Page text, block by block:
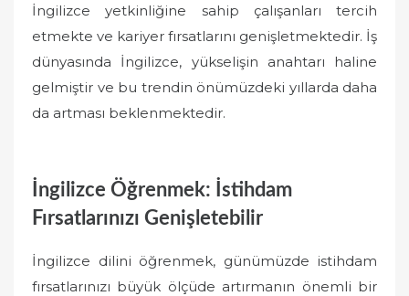
İngilizce yetkinliğine sahip çalışanları tercih
etmekte ve kariyer fırsatlarını genişletmektedir. İş
dünyasında İngilizce, yükselişin anahtarı haline
gelmiştir ve bu trendin önümüzdeki yıllarda daha
da artması beklenmektedir.
İngilizce Öğrenmek: İstihdam
Fırsatlarınızı Genişletebilir
İngilizce dilini öğrenmek, günümüzde istihdam
fırsatlarınızı büyük ölçüde artırmanın önemli bir